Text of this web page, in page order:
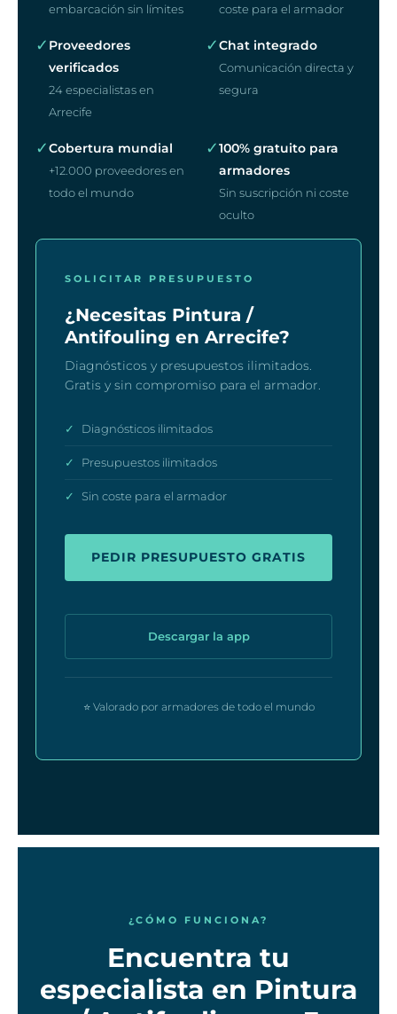
embarcación sin límites
coste para el armador
✓ Proveedores
verificados
24 especialistas en
Arrecife
✓Chat integrado
Comunicación directa y
segura
✓Cobertura mundial
+12.000 proveedores en
todo el mundo
✓100% gratuito para
armadores
Sin suscripción ni coste
oculto
SOLICITAR PRESUPUESTO
¿Necesitas Pintura /
Antifouling en Arrecife?
Diagnósticos y presupuestos ilimitados.
Gratis y sin compromiso para el armador.
✓ Diagnósticos ilimitados
✓ Presupuestos ilimitados
✓ Sin coste para el armador
PEDIR PRESUPUESTO GRATIS
Descargar la app
⭐ Valorado por armadores de todo el mundo
¿CÓMO FUNCIONA?
Encuentra tu
especialista en Pintura